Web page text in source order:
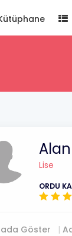
Lise
ORDU
Göster